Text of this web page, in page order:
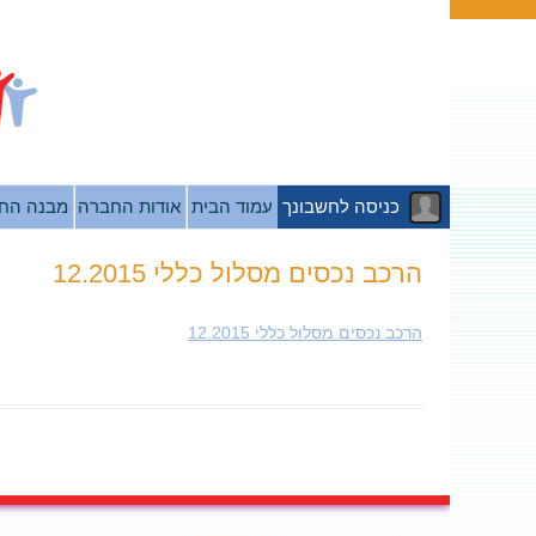
כניסה לחשבונך עמוד הבית אודות החברה מבנה
הרכב נכסים מסלול כללי 12.2015
הרכב נכסים מסלול כללי 12.2015